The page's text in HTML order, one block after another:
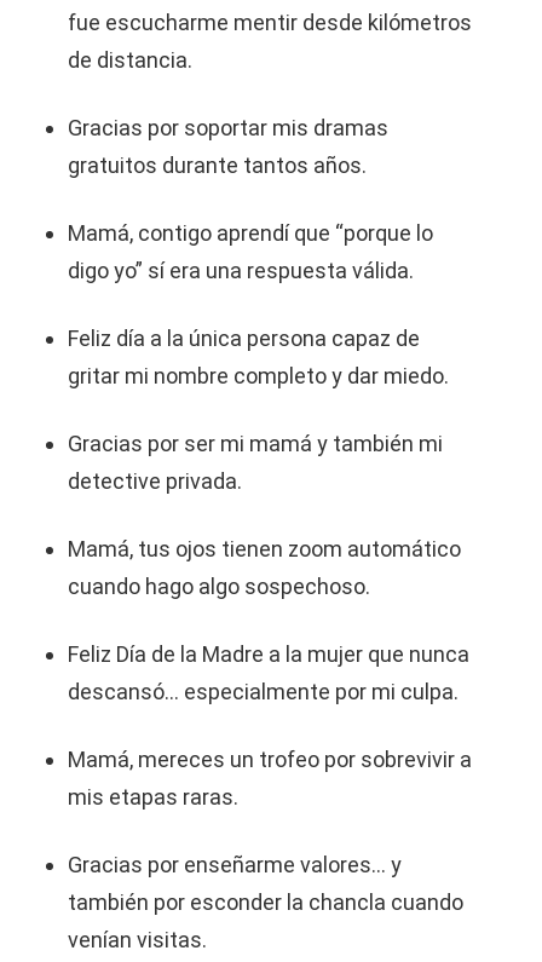
fue escucharme mentir desde kilómetros
de distancia.
Gracias por soportar mis dramas
gratuitos durante tantos años.
Mamá, contigo aprendí que “porque lo
digo yo” sí era una respuesta válida.
Feliz día a la única persona capaz de
gritar mi nombre completo y dar miedo.
Gracias por ser mi mamá y también mi
detective privada.
Mamá, tus ojos tienen zoom automático
cuando hago algo sospechoso.
Feliz Día de la Madre a la mujer que nunca
descansó… especialmente por mi culpa.
Mamá, mereces un trofeo por sobrevivir a
mis etapas raras.
Gracias por enseñarme valores… y
también por esconder la chancla cuando
venían visitas.